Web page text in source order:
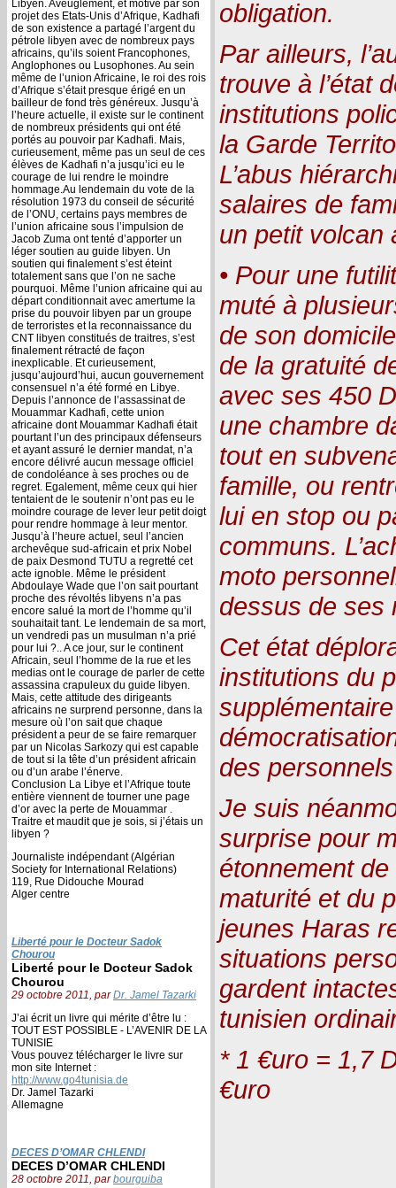
Libyen. Aveuglement, et motivé par son
projet des Etats-Unis d’Afrique, Kadhafi
de son existence a partagé l’argent du
pétrole libyen avec de nombreux pays
africains, qu’ils soient Francophones,
Anglophones ou Lusophones. Au sein
même de l’union Africaine, le roi des rois
d’Afrique s’était presque érigé en un
bailleur de fond très généreux. Jusqu’à
l’heure actuelle, il existe sur le continent
de nombreux présidents qui ont été
portés au pouvoir par Kadhafi. Mais,
curieusement, même pas un seul de ces
élèves de Kadhafi n’a jusqu’ici eu le
courage de lui rendre le moindre
hommage.Au lendemain du vote de la
résolution 1973 du conseil de sécurité
de l’ONU, certains pays membres de
l’union africaine sous l’impulsion de
Jacob Zuma ont tenté d’apporter un
léger soutien au guide libyen. Un
soutien qui finalement s’est éteint
totalement sans que l’on ne sache
pourquoi. Même l’union africaine qui au
départ conditionnait avec amertume la
prise du pouvoir libyen par un groupe
de terroristes et la reconnaissance du
CNT libyen constitués de traitres, s’est
finalement rétracté de façon
inexplicable. Et curieusement,
jusqu’aujourd’hui, aucun gouvernement
consensuel n’a été formé en Libye.
Depuis l’annonce de l’assassinat de
Mouammar Kadhafi, cette union
africaine dont Mouammar Kadhafi était
pourtant l’un des principaux défenseurs
et ayant assuré le dernier mandat, n’a
encore délivré aucun message officiel
de condoléance à ses proches ou de
regret. Egalement, même ceux qui hier
tentaient de le soutenir n’ont pas eu le
moindre courage de lever leur petit doigt
pour rendre hommage à leur mentor.
Jusqu’à l’heure actuel, seul l’ancien
archevêque sud-africain et prix Nobel
de paix Desmond TUTU a regretté cet
acte ignoble. Même le président
Abdoulaye Wade que l’on sait pourtant
proche des révoltés libyens n’a pas
encore salué la mort de l’homme qu’il
souhaitait tant. Le lendemain de sa mort,
un vendredi pas un musulman n’a prié
pour lui ?.. A ce jour, sur le continent
Africain, seul l’homme de la rue et les
medias ont le courage de parler de cette
assassina crapuleux du guide libyen.
Mais, cette attitude des dirigeants
africains ne surprend personne, dans la
mesure où l’on sait que chaque
président a peur de se faire remarquer
par un Nicolas Sarkozy qui est capable
de tout si la tête d’un président africain
ou d’un arabe l’énerve.
Conclusion La Libye et l’Afrique toute
entière viennent de tourner une page
d’or avec la perte de Mouammar .
Traitre et maudit que je sois, si j’étais un
libyen ?
Journaliste indépendant (Algérian
Society for International Relations)
119, Rue Didouche Mourad
Alger centre
Liberté pour le Docteur Sadok
Chourou
Liberté pour le Docteur Sadok
Chourou
29 octobre 2011, parDr. Jamel Tazarki
J’ai écrit un livre qui mérite d’être lu :
TOUT EST POSSIBLE - L’AVENIR DE LA
TUNISIE
Vous pouvez télécharger le livre sur
mon site Internet :
http://www.go4tunisia.de
Dr. Jamel Tazarki
Allemagne
DECES D’OMAR CHLENDI
DECES D’OMAR CHLENDI
28 octobre 2011, parbourguiba
obligation.
Par ailleurs,
trouve à l’état
institutions
la Garde
L’abus
salaires de
un petit volcan
• Pour une
muté à
de son
de la gratuité
avec ses 450
une chambre
tout en
famille, ou
lui en stop ou
communs.
moto
dessus de ses
Cet état
institutions du
des
Je suis
surprise pour
étonnement de
maturité et du
jeunes Haras
situations
gardent
tunisien
* 1 €uro = 1,7
€uro